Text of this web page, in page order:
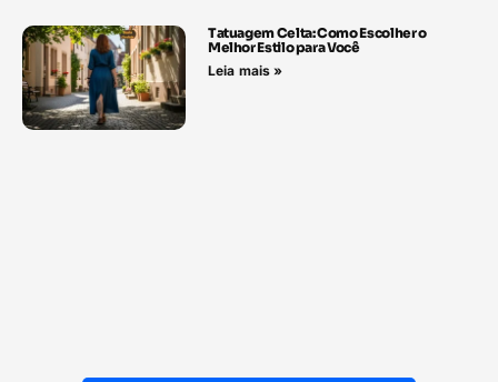
Tatuagem Celta: Como Escolher o
Melhor Estilo para Você
Leia mais »